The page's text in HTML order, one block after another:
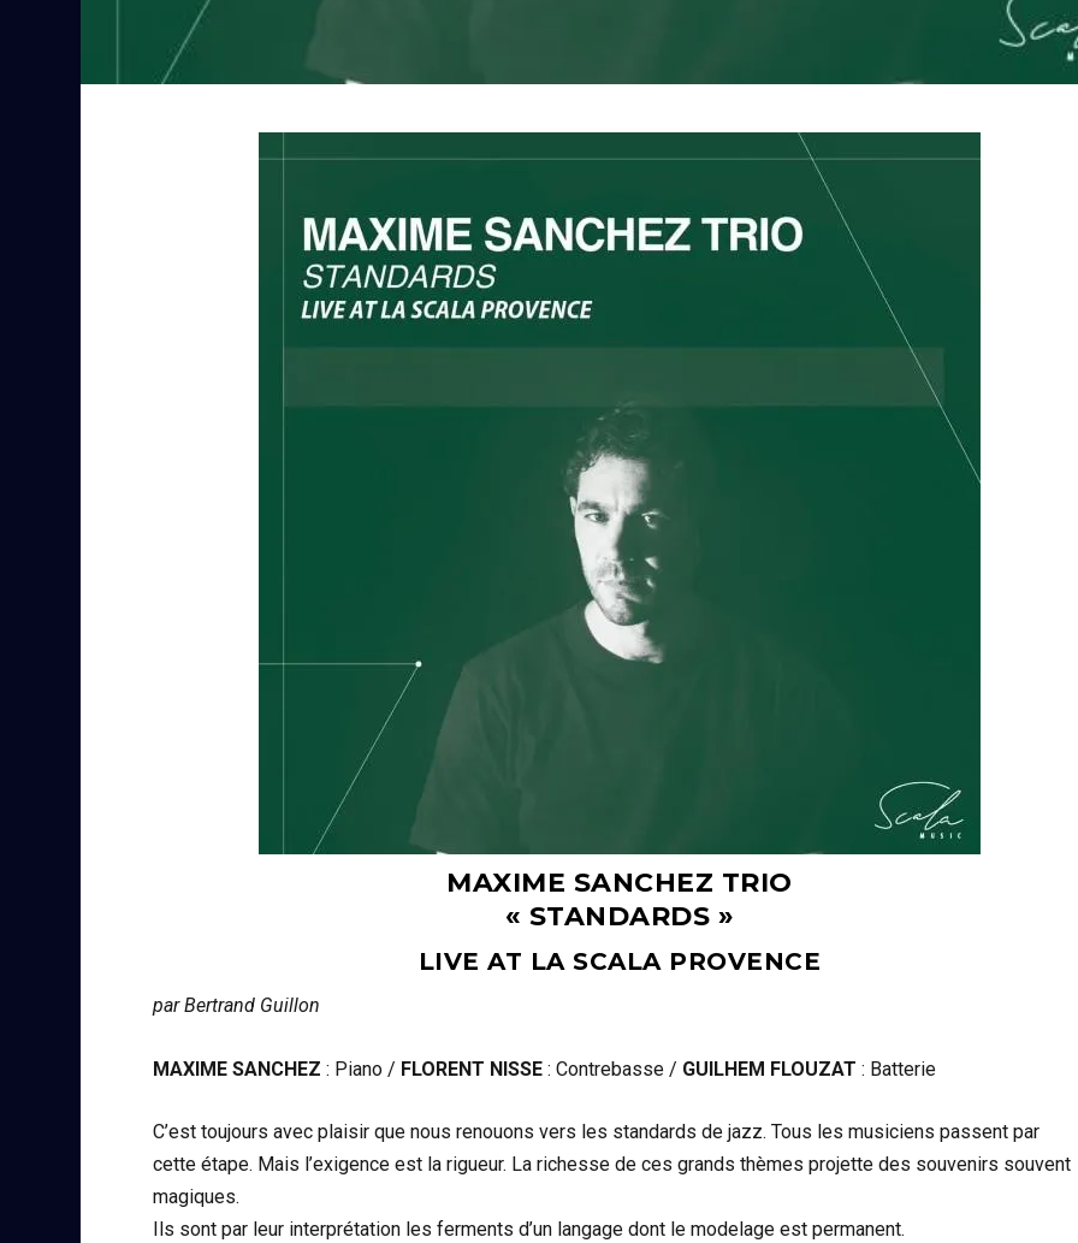
MAXIME SANCHEZ TRIO
« STANDARDS »
LIVE AT LA SCALA PROVENCE
par Bertrand Guillon
MAXIME SANCHEZ : Piano / FLORENT NISSE : Contrebasse / GUILHEM FLOUZAT : Batterie
C’est toujours avec plaisir que nous renouons vers les standards de jazz. Tous les musiciens passent par
cette étape. Mais l’exigence est la rigueur. La richesse de ces grands thèmes projette des souvenirs souvent
magiques.
Ils sont par leur interprétation les ferments d’un langage dont le modelage est permanent.